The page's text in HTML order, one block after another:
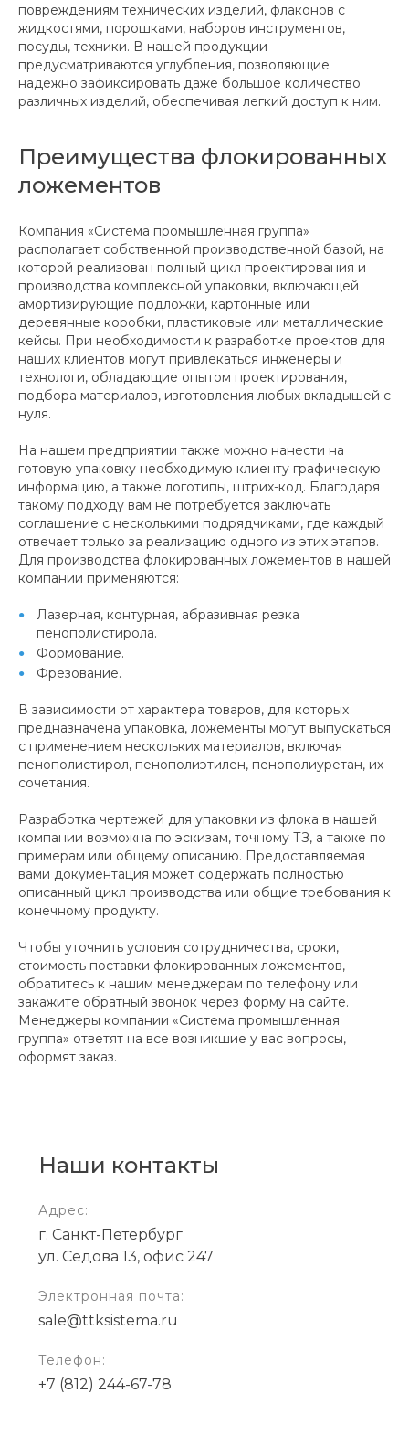
повреждениям технических изделий, флаконов с
жидкостями, порошками, наборов инструментов,
посуды, техники. В нашей продукции
предусматриваются углубления, позволяющие
надежно зафиксировать даже большое количество
различных изделий, обеспечивая легкий доступ к ним.
Преимущества флокированных
ложементов
Компания «Система промышленная группа»
располагает собственной производственной базой, на
которой реализован полный цикл проектирования и
производства комплексной упаковки, включающей
амортизирующие подложки, картонные или
деревянные коробки, пластиковые или металлические
кейсы. При необходимости к разработке проектов для
наших клиентов могут привлекаться инженеры и
технологи, обладающие опытом проектирования,
подбора материалов, изготовления любых вкладышей с
нуля.
На нашем предприятии также можно нанести на
готовую упаковку необходимую клиенту графическую
информацию, а также логотипы, штрих-код. Благодаря
такому подходу вам не потребуется заключать
соглашение с несколькими подрядчиками, где каждый
отвечает только за реализацию одного из этих этапов.
Для производства флокированных ложементов в нашей
компании применяются:
Лазерная, контурная, абразивная резка
пенополистирола.
Формование.
Фрезование.
В зависимости от характера товаров, для которых
предназначена упаковка, ложементы могут выпускаться
с применением нескольких материалов, включая
пенополистирол, пенополиэтилен, пенополиуретан, их
сочетания.
Разработка чертежей для упаковки из флока в нашей
компании возможна по эскизам, точному ТЗ, а также по
примерам или общему описанию. Предоставляемая
вами документация может содержать полностью
описанный цикл производства или общие требования к
конечному продукту.
Чтобы уточнить условия сотрудничества, сроки,
стоимость поставки флокированных ложементов,
обратитесь к нашим менеджерам по телефону или
закажите обратный звонок через форму на сайте.
Менеджеры компании «Система промышленная
группа» ответят на все возникшие у вас вопросы,
оформят заказ.
Наши контакты
Адрес:
г. Санкт-Петербург
ул. Седова 13, офис 247
Электронная почта:
sale@ttksistema.ru
Телефон:
+7 (812) 244-67-78